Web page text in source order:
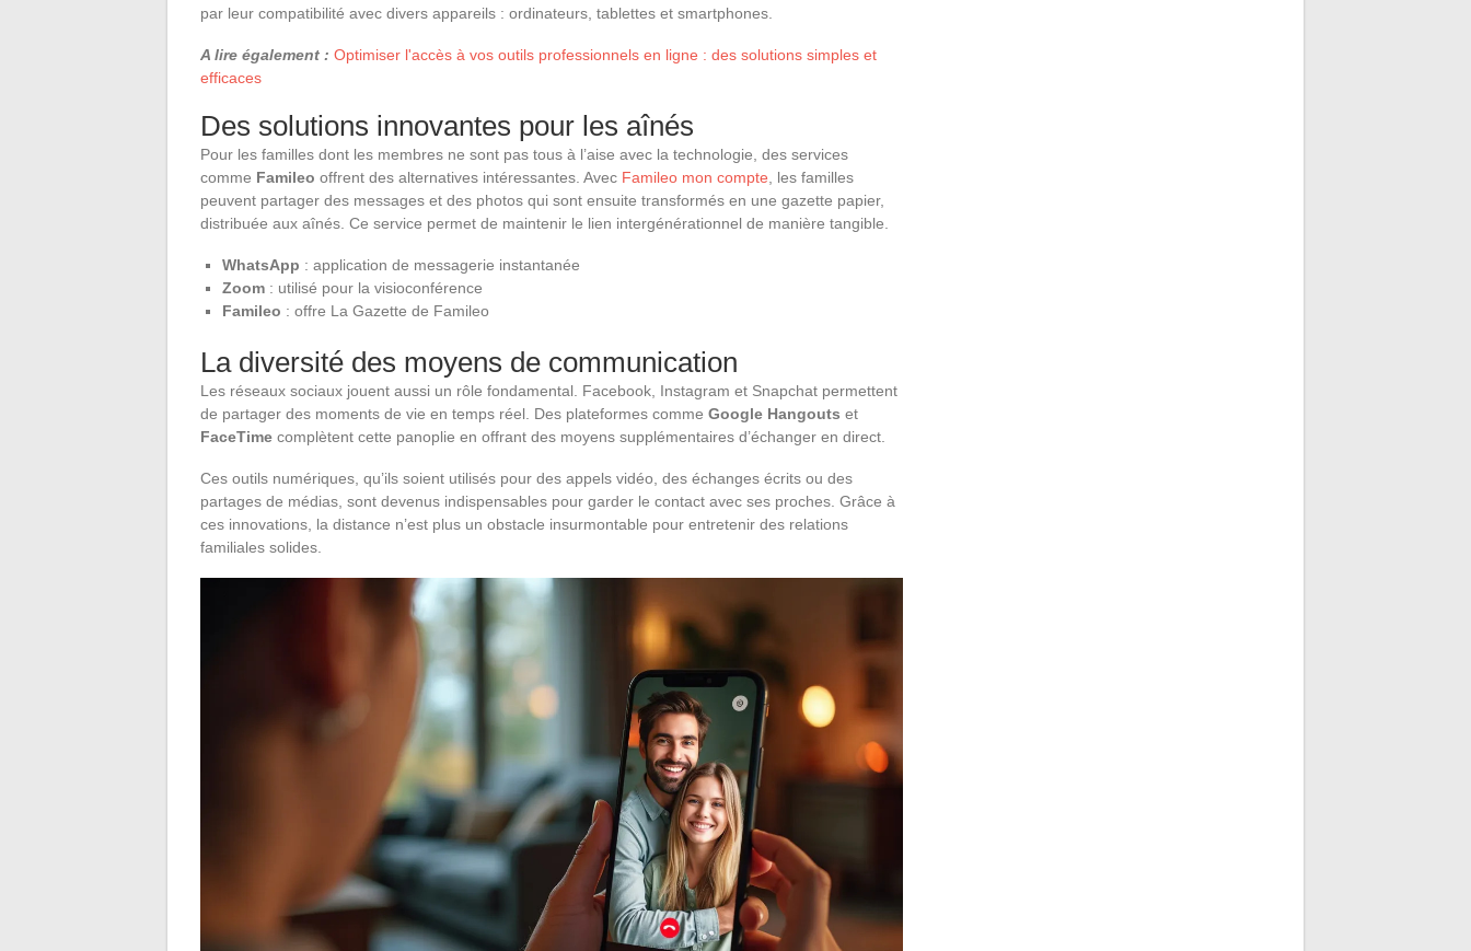
par leur compatibilité avec divers appareils : ordinateurs, tablettes et smartphones.
A lire également : Optimiser l'accès à vos outils professionnels en ligne : des solutions simples et
efficaces
Des solutions innovantes pour les aînés
Pour les familles dont les membres ne sont pas tous à l’aise avec la technologie, des services
comme Famileo offrent des alternatives intéressantes. Avec Famileo mon compte , les familles
peuvent partager des messages et des photos qui sont ensuite transformés en une gazette papier,
distribuée aux aînés. Ce service permet de maintenir le lien intergénérationnel de manière tangible.
WhatsApp : application de messagerie instantanée
Zoom : utilisé pour la visioconférence
Famileo : offre La Gazette de Famileo
La diversité des moyens de communication
Les réseaux sociaux jouent aussi un rôle fondamental. Facebook, Instagram et Snapchat permettent
de partager des moments de vie en temps réel. Des plateformes comme Google Hangouts et
FaceTime complètent cette panoplie en offrant des moyens supplémentaires d’échanger en direct.
Ces outils numériques, qu’ils soient utilisés pour des appels vidéo, des échanges écrits ou des
partages de médias, sont devenus indispensables pour garder le contact avec ses proches. Grâce à
ces innovations, la distance n’est plus un obstacle insurmontable pour entretenir des relations
familiales solides.